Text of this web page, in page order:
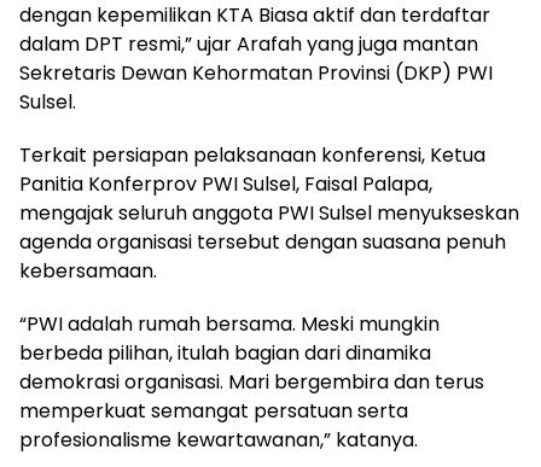
dengan kepemilikan KTA Biasa aktif dan terdaftar
dalam DPT resmi,” ujar Arafah yang juga mantan
Sekretaris Dewan Kehormatan Provinsi (DKP) PWI
Sulsel.
Terkait persiapan pelaksanaan konferensi, Ketua
Panitia Konferprov PWI Sulsel, Faisal Palapa,
mengajak seluruh anggota PWI Sulsel menyukseskan
agenda organisasi tersebut dengan suasana penuh
kebersamaan.
“PWI adalah rumah bersama. Meski mungkin
berbeda pilihan, itulah bagian dari dinamika
demokrasi organisasi. Mari bergembira dan terus
memperkuat semangat persatuan serta
profesionalisme kewartawanan,” katanya.